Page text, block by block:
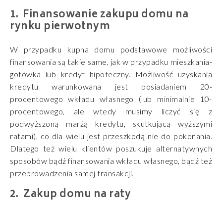
Finansowanie zakupu domu na
rynku pierwotnym
W przypadku kupna domu podstawowe możliwości
finansowania są takie same, jak w przypadku mieszkania-
gotówka lub kredyt hipoteczny. Możliwość uzyskania
kredytu warunkowana jest posiadaniem 20-
procentowego wkładu własnego (lub minimalnie 10-
procentowego, ale wtedy musimy liczyć się z
podwyższoną marżą kredytu, skutkującą wyższymi
ratami), co dla wielu jest przeszkodą nie do pokonania.
Dlatego też wielu klientów poszukuje alternatywnych
sposobów bądź finansowania wkładu własnego, bądź też
przeprowadzenia samej transakcji.
Zakup domu na raty